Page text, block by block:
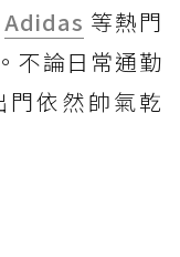
Adidas 等熱門
。不論日常通勤
依然帥氣乾